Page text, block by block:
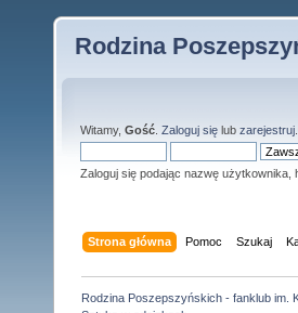
Rodzina
Witamy, Gość Zaloguj się lub zarejestruj
Zaloguj się podając nazwę użytkownika,
Strona główna Pomoc Szukaj
Rodzina Poszepszyńskich - fanklub im.